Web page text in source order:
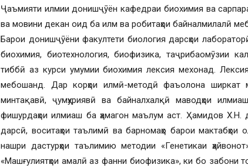
Ҷаъмияти илмии донишҷӯён кафедраи биохимия ва
ва мовини декан оид ба илм ва робитаҳои байналмилалӣ
Барои донишҷӯёни факултети биология дарсҳои
биохимия, биотехнология, биофизика, таҷрибаомӯзии
тиббӣ аз курси умумии биохимия лексия мехонад.
мебошанд. Дар корҳои илмӣ-методӣ фаъолона ширкат
минтақавӣ, ҷумҳуриявӣ ва байналхалқӣ маводҳои
фишурдаҳои илмиаш ба ҳамагон маълум аст. Ҳамидов Х.Н.
дарсӣ, воситаҳои таълимӣ ва барномаҳо барои
нашри дастурҳои таълимию методии «Генетикаи
«Машғулиятҳои амалӣ аз фанни биофизика», ки бо забони